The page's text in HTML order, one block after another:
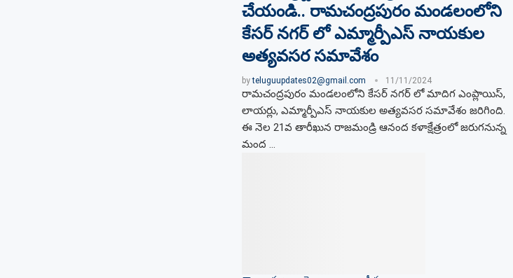
చేయండి.. రామచంద్రపురం మండలంలోని
కేసర్ నగర్ లో ఎమ్మార్పీఎస్ నాయకుల
అత్యవసర సమావేశం
byteluguupdates02@gmail.com 11/11/2024
రామచంద్రపురం మండలంలోని కేసర్ నగర్ లో మాదిగ ఎంప్లాయిస్,
లాయర్లు, ఎమ్మార్పీఎస్ నాయకుల అత్యవసర సమావేశం జరిగింది.
ఈ నెల 21వ తారీఖున రాజమండ్రి ఆనంద కళాక్షేత్రంలో జరుగనున్న
మంద …